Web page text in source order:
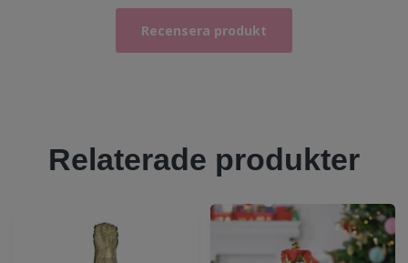
Recensera produkt
Relaterade produkter